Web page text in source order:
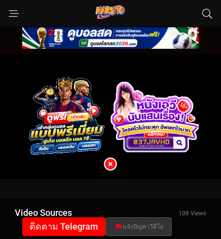
Video Sources 108 Views
ติดตาม Telegram แจ้งปัญหาวีดีโอ